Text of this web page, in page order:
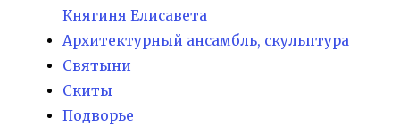
Княгиня Елисавета
Архитектурный ансамбль, скульптура
Святыни
Скиты
Подворье